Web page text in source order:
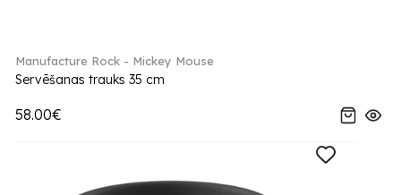
Manufacture Rock - Mickey Mouse
Servēšanas trauks 35 cm
58.00€